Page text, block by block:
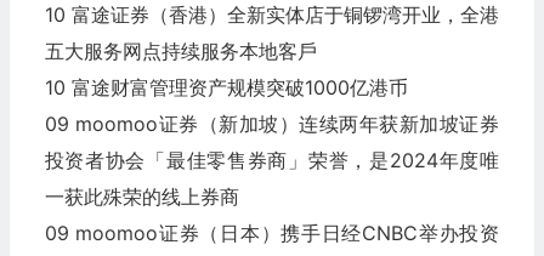
10 富途证券（香港）全新实体店于铜锣湾开业，全港
五大服务网点持续服务本地客戶
10 富途财富管理资产规模突破1000亿港币
09 moomoo证券（新加坡）连续两年获新加坡证券
投资者协会「最佳零售券商」荣誉，是2024年度唯
一获此殊荣的线上券商
09 moomoo证券（日本）携手日经CNBC举办投资